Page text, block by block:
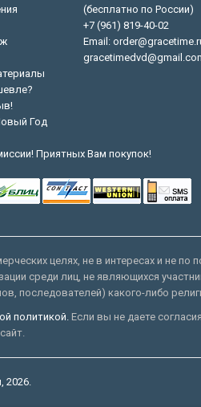
Год
(бесплатно по России)
+7 (961) 819-40-02
Email:
Приятных Вам покупок!
целях, не в интересах и не по
среди лиц, не являющихся
последователей) какого-либо
политикой.Если вы не даете
2026.